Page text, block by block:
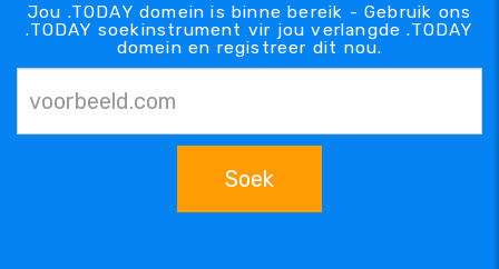
Jou .TODAY domein is binne bereik - Gebruik ons
.TODAY soekinstrument vir jou verlangde .TODAY
domein en registreer dit nou.
Soek